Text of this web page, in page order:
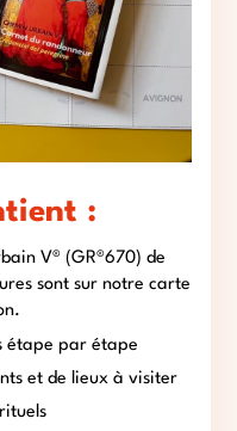
:
V® (GR®670) de
sont sur notre carte
étape par étape
et de lieux à visiter